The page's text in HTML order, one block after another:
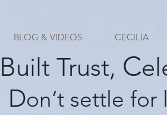
BLOG & VIDEOS CECILIA
Built Trust, C
on’t settle for